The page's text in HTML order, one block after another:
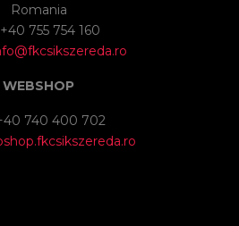
Romania
755 754 160
WEBSHOP
740 400 702